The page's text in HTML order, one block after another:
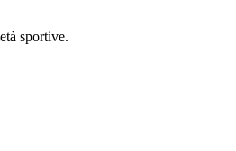
sportive.